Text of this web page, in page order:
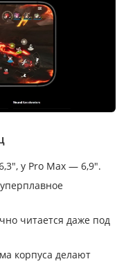
у Pro Max — 6,9″.
читается даже под
корпуса делают